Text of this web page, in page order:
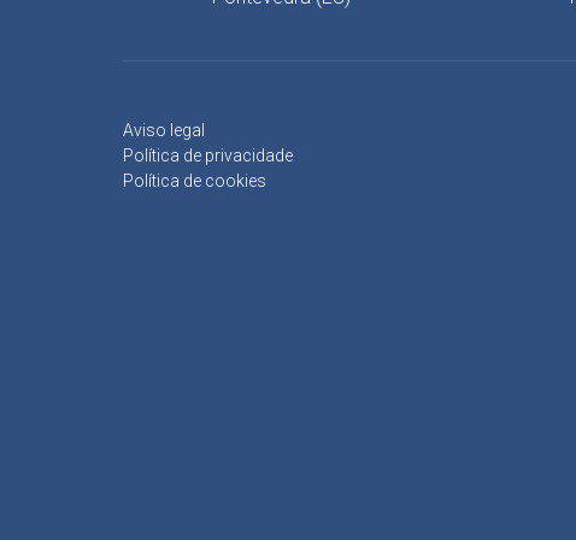
Aviso legal
Política de privacidade
Política de cookies